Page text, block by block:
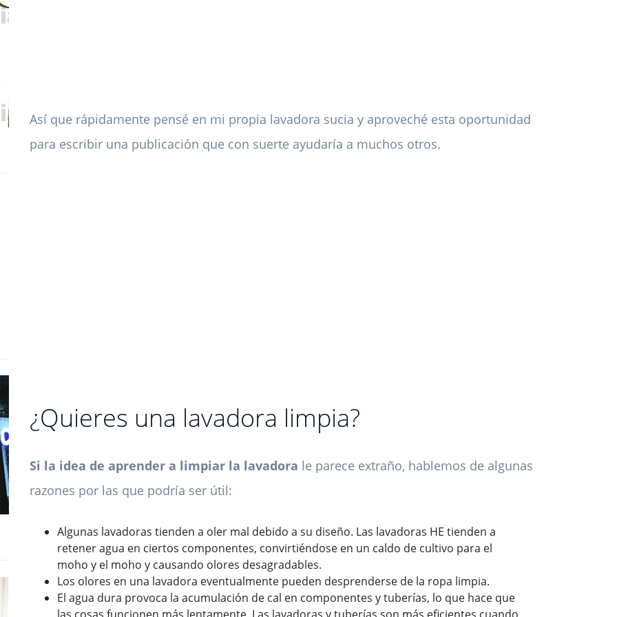
Así que rápidamente pensé en mi propia lavadora sucia y aproveché esta oportunidad
para escribir una publicación que con suerte ayudaría a muchos otros.
¿Quieres una lavadora limpia?
Si la idea de aprender a limpiar la lavadora le parece extraño, hablemos de algunas
razones por las que podría ser útil:
Algunas lavadoras tienden a oler mal debido a su diseño. Las lavadoras HE tienden a
retener agua en ciertos componentes, convirtiéndose en un caldo de cultivo para el
moho y el moho y causando olores desagradables.
Los olores en una lavadora eventualmente pueden desprenderse de la ropa limpia.
El agua dura provoca la acumulación de cal en componentes y tuberías, lo que hace que